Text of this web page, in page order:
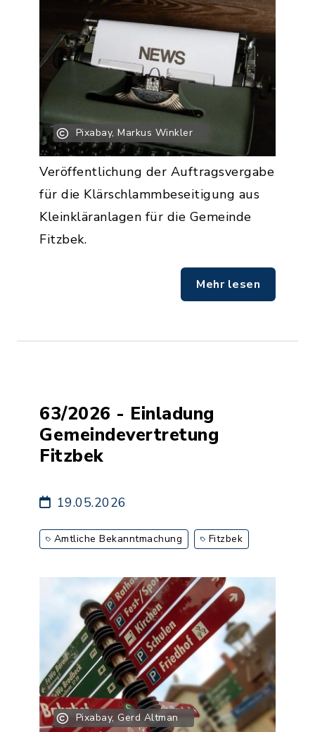
Pixabay, Markus Winkler
Veröffentlichung der Auftragsvergabe
für die Klärschlammbeseitigung aus
Kleinkläranlagen für die Gemeinde
Fitzbek.
Mehr lesen
63/2026 - Einladung
Gemeindevertretung
Fitzbek
19.05.2026
Amtliche Bekanntmachung Fitzbek
Pixabay, Gerd Altman